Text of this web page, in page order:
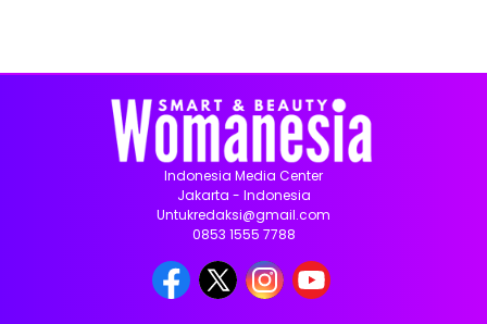
Indonesia Media Center
Jakarta - Indonesia
Untukredaksi@gmail.com
0853 1555 7788